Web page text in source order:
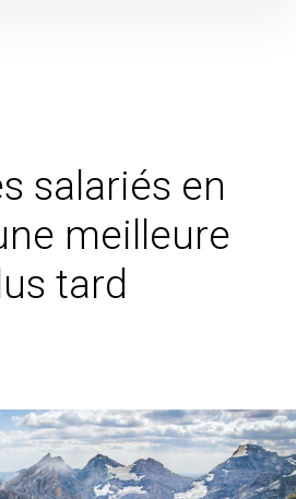
salariés en
meilleure
tard